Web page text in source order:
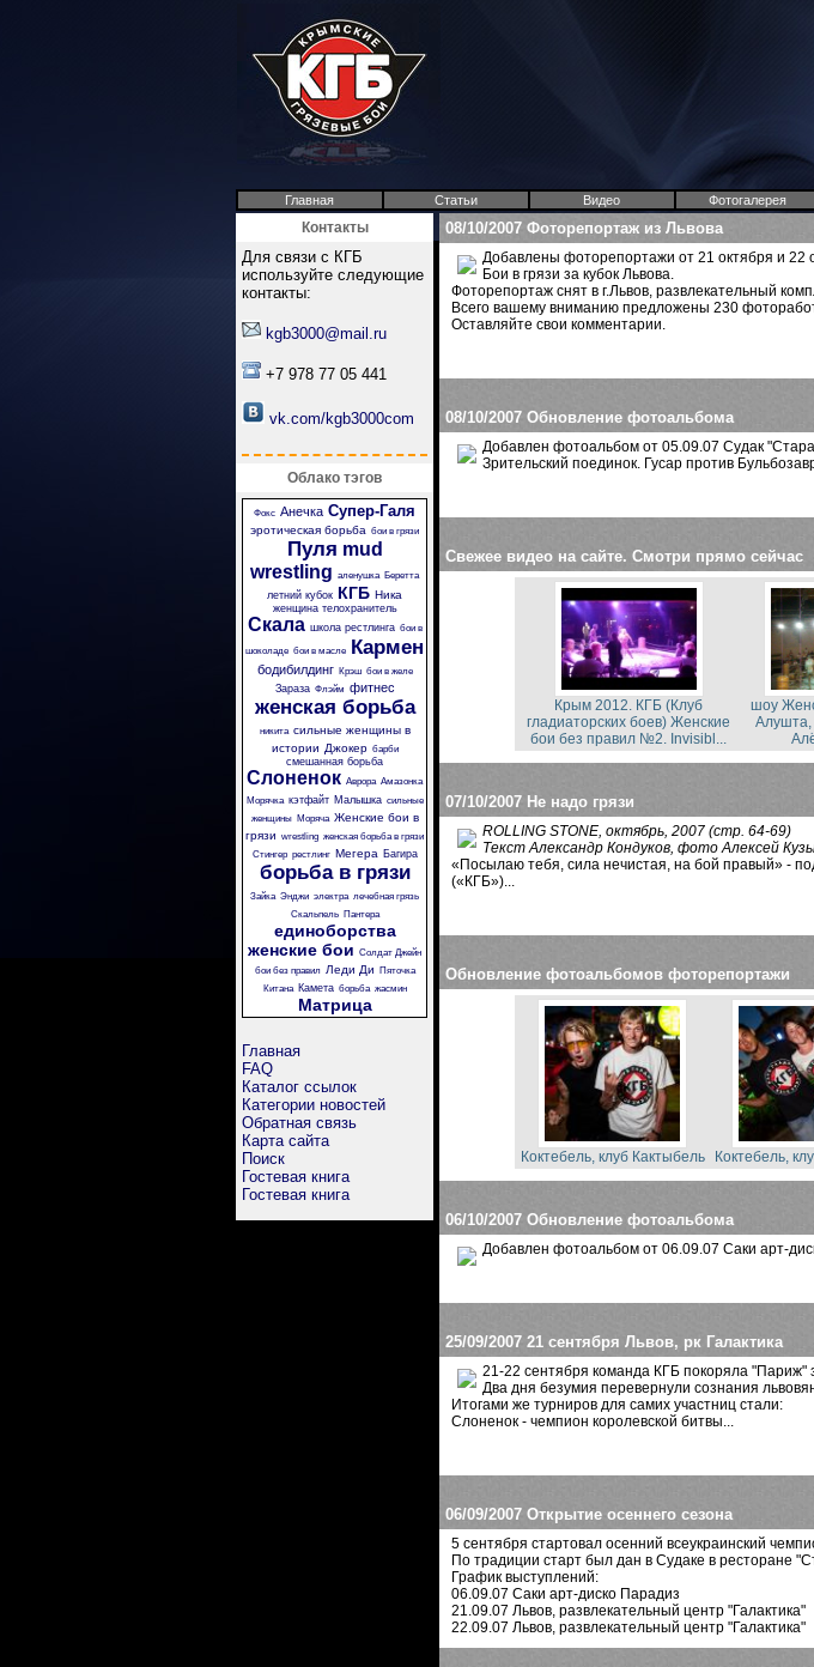
Главная
Статьи Видео Фотогалерея
Контакты
Для связи с КГБ
используйте следующие
контакты:
kgb3000@mail.ru
+7 978 77 05 441
vk.com/kgb3000com
Облако тэгов
Фокс Анечка Супер-Галя
эротическая борьба бои в грязи
Пуля mud
wrestling аленушка Беретта
летний кубок КГБ Ника
женщина телохранитель
Скала школа рестлинга бои в
шоколаде бои в масле Кармен
бодибилдинг Крэш бои в желе
Зараза Флэйм фитнес
женская борьба
никита сильные женщины в
истории Джокер барби
смешанная борьба
Слоненок Аврора Амазонка
Морячка кэтфайт Малышка сильные
женщины
Моряча Женские бои в
грязи wrestling женская борьба в грязи
Стингер рестлинг Мегера Багира
борьба в грязи
Зайка Энджи электра лечебная грязь
Скальпель
Пантера
единоборства
женские бои Солдат Джейн
бои без правил
Леди Ди
Пяточка
Китана
Камета борьба жасмин
Матрица
Главная
FAQ
Каталог ссылок
Категории новостей
Обратная связь
Карта сайта
Поиск
Гостевая книга
Гостевая книга
08/10/2007 Фоторепортаж из Львова
Добавлены фоторепортажи от 21 октября и 22
Бои в грязи за кубок Львова.
Фоторепортаж снят в г.Львов, развлекательный
Всего вашему вниманию предложены 230
Оставляйте свои комментарии.
08/10/2007 Обновление фотоальбома
Добавлен фотоальбом от 05.09.07 Судак
Зрительский поединок. Гусар против
Свежее видео на сайте. Смотри прямо сейчас
Крым 2012. КГБ (Клуб
гладиаторских боев) Женские
бои без правил №2. Invisibl...
шоу
Алушта,
07/10/2007 Не надо грязи
ROLLING STONE, октябрь, 2007 (стр. 64-69)
Текст Александр Кондуков, фото Алексей
«Посылаю тебя, сила нечистая, на бой правый» -
(«КГБ»)...
Обновление фотоальбомов фоторепортажи
Коктебель, клуб Кактыбель Коктебель,
06/10/2007 Обновление фотоальбома
Добавлен фотоальбом от 06.09.07 Саки арт-
25/09/2007 21 сентября Львов, рк Галактика
21-22 сентября команда КГБ покоряла "Париж"
Два дня безумия перевернули сознания
Итогами же турниров для самих участниц стали:
Слоненок - чемпион королевской битвы...
06/09/2007 Открытие осеннего сезона
5 сентября стартовал осенний всеукраинский
По традиции старт был дан в Судаке в ресторане
График выступлений:
06.09.07 Саки арт-диско Парадиз
21.09.07 Львов, развлекательный центр "Галактика"
22.09.07 Львов, развлекательный центр "Галактика"